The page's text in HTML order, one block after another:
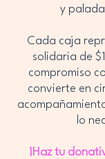
y
Cada caja
solidaria de
compromiso
convierte en
lo
¡Haz tu